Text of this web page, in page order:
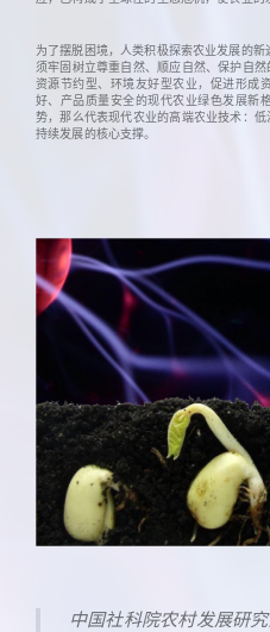
为了摆脱困境，人类积极探索农业发展的
须牢固树立尊重自然、顺应自然、保护自
资源节约型、环境友好型农业，促进形成
好、产品质量安全的现代农业绿色发展新
势，那么代表现代农业的高端农业技术：
持续发展的核心支撑。
中国社科院农村发展研